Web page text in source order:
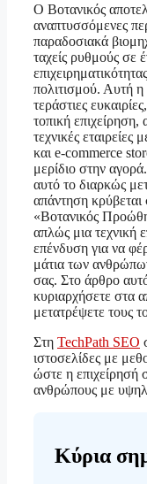
Ο Βοτανικός
αναπτυσσόμενες
παραδοσιακά
ταχείς ρυθμούς σε
πολιτισμού. Αυτή η
τεράστιες
τοπική επιχείρηση,
τεχνικές εταιρείες
και e-commerce
μερίδιο στην
αυτό το διαρκώς
απάντηση κρύβεται
«Βοτανικός
απλώς μια τεχνική
επένδυση για να
μάτια των
σας. Στο άρθρο
κυριαρχήσετε στα
μετατρέψετε τους
Στη TechPath SEO
ιστοσελίδες με
ώστε η επιχείρησή
ανθρώπους με
Κύρια